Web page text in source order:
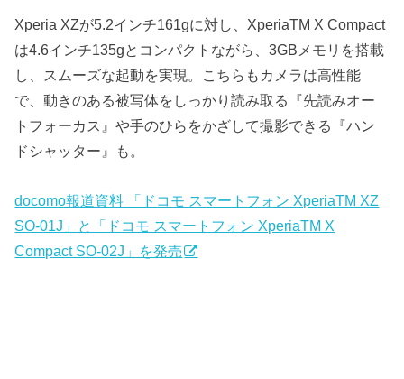
Xperia XZが5.2インチ161gに対し、XperiaTM X Compact
は4.6インチ135gとコンパクトながら、3GBメモリを搭載
し、スムーズな起動を実現。こちらもカメラは高性能
で、動きのある被写体をしっかり読み取る『先読みオー
トフォーカス』や手のひらをかざして撮影できる『ハン
ドシャッター』も。
docomo報道資料 「ドコモ スマートフォン XperiaTM XZ
SO-01J」と「ドコモ スマートフォン XperiaTM X
Compact SO-02J」を発売